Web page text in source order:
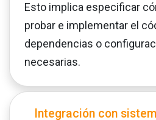
Esto implica especificar
probar e implementar el
dependencias o
necesarias.
Integración con